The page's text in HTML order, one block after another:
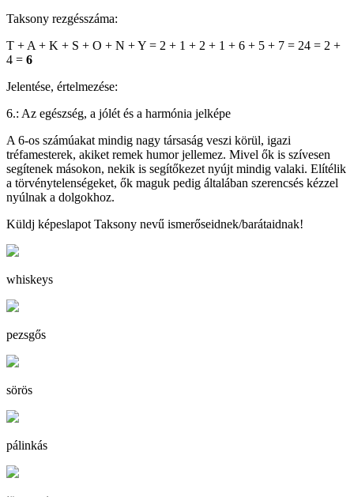
Taksony rezgésszáma:
T + A + K + S + O + N + Y = 2 + 1 + 2 + 1 + 6 + 5 + 7 = 24 = 2 +
4 = 6
Jelentése, értelmezése:
6.: Az egészség, a jólét és a harmónia jelképe
A 6-os számúakat mindig nagy társaság veszi körül, igazi
tréfamesterek, akiket remek humor jellemez. Mivel ők is szívesen
segítenek másokon, nekik is segítőkezet nyújt mindig valaki. Elítélik
a törvénytelenségeket, ők maguk pedig általában szerencsés kézzel
nyúlnak a dolgokhoz.
Küldj képeslapot Taksony nevű ismerőseidnek/barátaidnak!
whiskeys
pezsgős
sörös
pálinkás